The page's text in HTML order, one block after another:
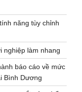
năng tùy chỉnh
nghiệp làm nhang
báo cáo về mức
Bình Dương